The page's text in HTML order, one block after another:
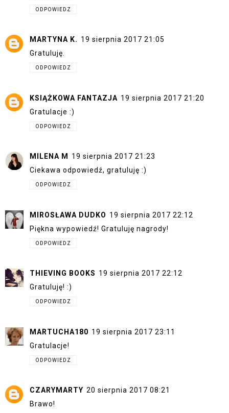
ODPOWIEDZ
MARTYNA K. 19 sierpnia 2017 21:05
Gratuluję.
ODPOWIEDZ
KSIĄŻKOWA FANTAZJA 19 sierpnia 2017 21:20
Gratulacje :)
ODPOWIEDZ
MILENA M
19 sierpnia 2017 21:23
Ciekawa odpowiedź, gratuluję :)
ODPOWIEDZ
MIROSŁAWA DUDKO 19 sierpnia 2017 22:12
Piękna wypowiedź! Gratuluję nagrody!
ODPOWIEDZ
THIEVING BOOKS 19 sierpnia 2017 22:12
Gratuluję! :)
ODPOWIEDZ
MARTUCHA180 19 sierpnia 2017 23:11
Gratulacje!
ODPOWIEDZ
CZARYMARTY 20 sierpnia 2017 08:21
Brawo!